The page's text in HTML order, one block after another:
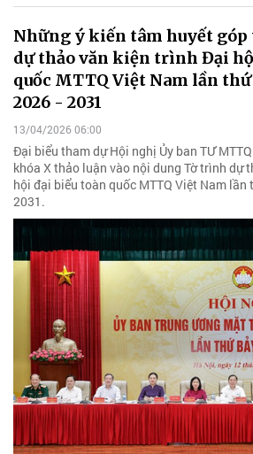
Những ý kiến tâm huyết góp
dự thảo văn kiện trình Đại
quốc MTTQ Việt Nam lần
2026 - 2031
13/04/2026 06:00
Đại biểu tham dự Hội nghị Ủy ban TƯ
khóa X thảo luận vào nội dung Tờ trình dự
hội đại biểu toàn quốc MTTQ Việt Nam lần
2031.